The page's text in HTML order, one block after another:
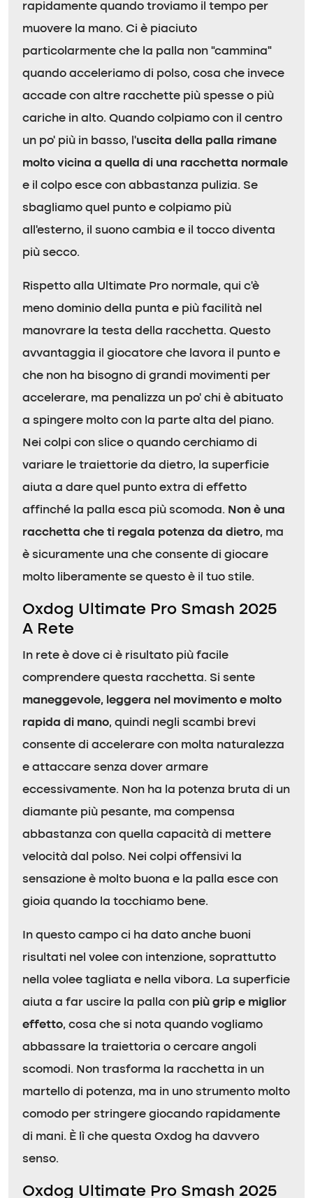
rapidamente quando troviamo il tempo per
muovere la mano. Ci è piaciuto
particolarmente che la palla non “cammina”
quando acceleriamo di polso, cosa che invece
accade con altre racchette più spesse o più
cariche in alto. Quando colpiamo con il centro
un po’ più in basso, l’uscita della palla rimane
molto vicina a quella di una racchetta normale
e il colpo esce con abbastanza pulizia. Se
sbagliamo quel punto e colpiamo più
all’esterno, il suono cambia e il tocco diventa
più secco.
Rispetto alla Ultimate Pro normale, qui c’è
meno dominio della punta e più facilità nel
manovrare la testa della racchetta. Questo
avvantaggia il giocatore che lavora il punto e
che non ha bisogno di grandi movimenti per
accelerare, ma penalizza un po’ chi è abituato
a spingere molto con la parte alta del piano.
Nei colpi con slice o quando cerchiamo di
variare le traiettorie da dietro, la superficie
aiuta a dare quel punto extra di effetto
affinché la palla esca più scomoda. Non è una
racchetta che ti regala potenza da dietro, ma
è sicuramente una che consente di giocare
molto liberamente se questo è il tuo stile.
Oxdog Ultimate Pro Smash 2025
A Rete
In rete è dove ci è risultato più facile
comprendere questa racchetta. Si sente
maneggevole, leggera nel movimento e molto
rapida di mano, quindi negli scambi brevi
consente di accelerare con molta naturalezza
e attaccare senza dover armare
eccessivamente. Non ha la potenza bruta di un
diamante più pesante, ma compensa
abbastanza con quella capacità di mettere
velocità dal polso. Nei colpi offensivi la
sensazione è molto buona e la palla esce con
gioia quando la tocchiamo bene.
In questo campo ci ha dato anche buoni
risultati nel volee con intenzione, soprattutto
nella volee tagliata e nella vibora. La superficie
aiuta a far uscire la palla con più grip e miglior
effetto, cosa che si nota quando vogliamo
abbassare la traiettoria o cercare angoli
scomodi. Non trasforma la racchetta in un
martello di potenza, ma in uno strumento molto
comodo per stringere giocando rapidamente
di mani. È lì che questa Oxdog ha davvero
senso.
Oxdog Ultimate Pro Smash 2025